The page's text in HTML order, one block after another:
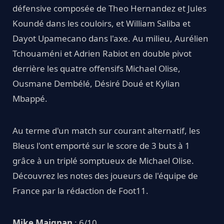
défensive composée de Theo Hernandez et Jules
Koundé dans les couloirs, et William Saliba et
Dayot Upamecano dans l'axe. Au milieu, Aurélien
Tchouaméni et Adrien Rabiot en double pivot
derrière les quatre offensifs Michael Olise,
Ousmane Dembélé, Désiré Doué et Kylian
Mbappé.
Au terme d'un match sur courant alternatif, les
Bleus l'ont emporté sur le score de 3 buts à 1
grâce à un triplé somptueux de Michael Olise.
Découvrez les notes des joueurs de l'équipe de
France par la rédaction de Foot11.